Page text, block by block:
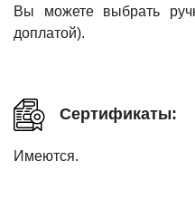
Вы можете выбрать
доплатой).
Сертификаты:
Имеются.